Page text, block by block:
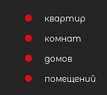
квартир
комнат
домов
помещений